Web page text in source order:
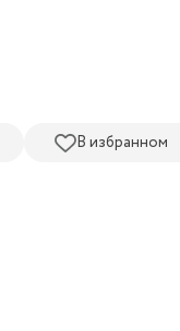
В избранном